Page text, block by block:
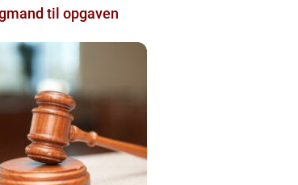
til opgaven